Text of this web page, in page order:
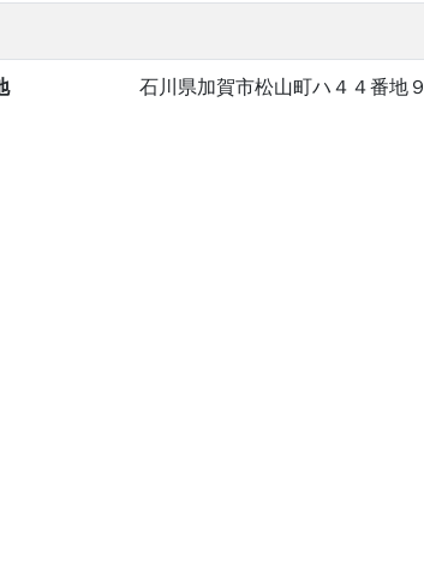
石川県加賀市松山町ハ４４番地９